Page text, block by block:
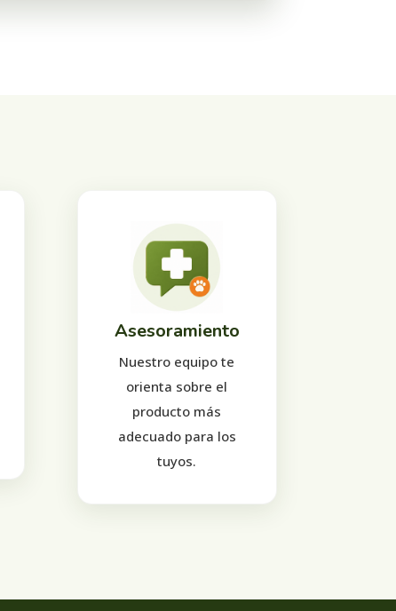
Asesoramiento
Nuestro equipo te
orienta sobre el
producto más
adecuado para los
tuyos.